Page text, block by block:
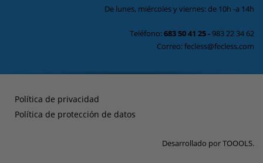
De lunes, miércoles y viernes: de 10h -a 14h
Teléfono:683 50 41 25-983 22 34 62
Correo: fecless@fecless.com
Política de privacidad
Política de protección de datos
Desarrollado porTOOOLS.